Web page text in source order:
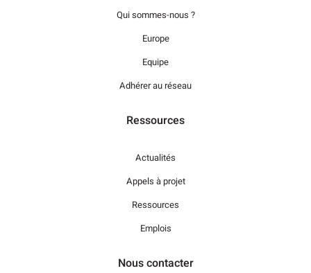
Qui sommes-nous ?
Europe
Equipe
Adhérer au réseau
Ressources
Actualités
Appels à projet
Ressources
Emplois
Nous contacter